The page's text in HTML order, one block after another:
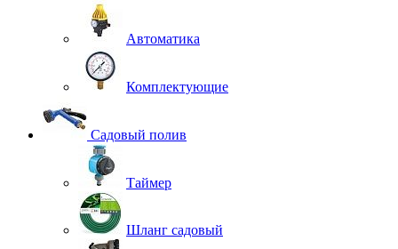
Автоматика
Комплектующие
Садовый полив
Таймер
Шланг садовый